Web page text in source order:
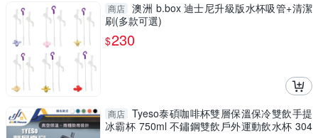
商店 澳洲 b.box 迪士尼升級版水杯吸管+清潔
刷(多款可選)
$230
商店 Tyeso泰碩咖啡杯雙層保溫保冷雙飲手提
冰霸杯 750ml 不鏽鋼雙飲戶外運動飲水杯 304